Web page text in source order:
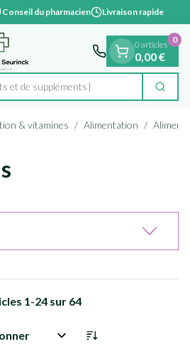
Conseil du pharmacien Livraison rapide
0 articles
0,00 €
0
& vitamines / Alimentation /
1-24 sur 64